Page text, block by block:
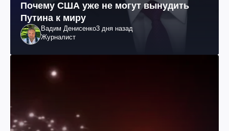
Почему США уже не могут вынудить
Путина к миру
Вадим Денисенко3 дня назад
Журналист